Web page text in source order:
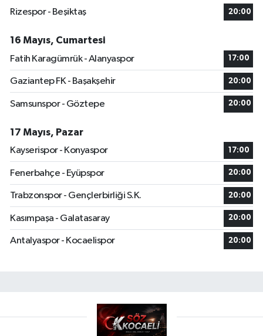
Rizespor - Beşiktaş
20:00
16 Mayıs, Cumartesi
Fatih Karagümrük - Alanyaspor
17:00
Gaziantep FK - Başakşehir 20:00
Samsunspor - Göztepe 20:00
17 Mayıs, Pazar
Kayserispor - Konyaspor
17:00
Fenerbahçe - Eyüpspor 20:00
Trabzonspor - Gençlerbirliği S.K. 20:00
Kasımpaşa - Galatasaray 20:00
Antalyaspor - Kocaelispor 20:00